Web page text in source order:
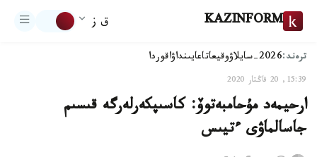
KAZINFORM ق ز
ترەند:2026-سايلاۋ وقيعاتاعايىنداۋاقوردا
15:39, 20 قاڭتار 2020
ارحيمەد مۇحامبەتوۆ: كاسىپكەرلەرگە قىسىم
جاسالماۋى ءتيىس